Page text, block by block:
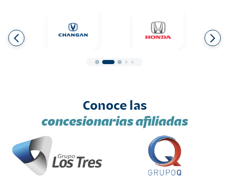
Conoce las
concesionarias afiliadas